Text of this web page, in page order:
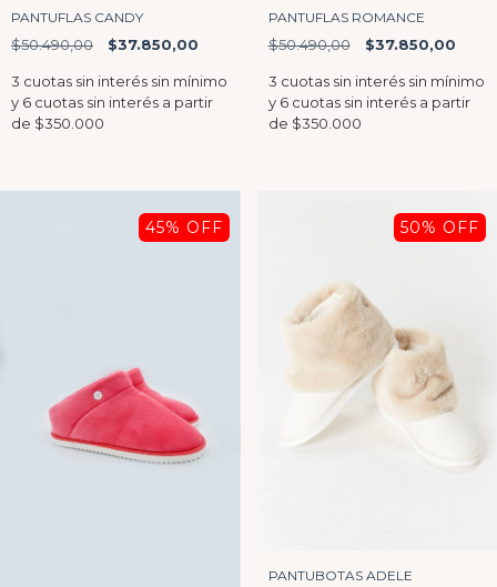
PANTUFLAS CANDY
$50.490,00 $37.850,00
PANTUFLAS ROMANCE
$50.490,00 $37.850,00
45% OFF 50% OFF
PANTUBOTAS ADELE